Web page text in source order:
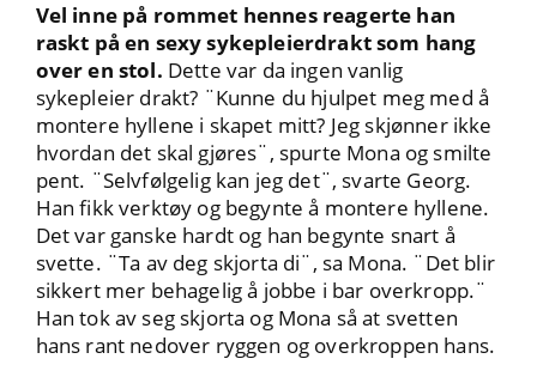
Vel inne på rommet hennes reagerte han
raskt på en sexy sykepleierdrakt som hang
over en stol. Dette var da ingen vanlig
sykepleier drakt? ¨Kunne du hjulpet meg med å
montere hyllene i skapet mitt? Jeg skjønner ikke
hvordan det skal gjøres¨, spurte Mona og smilte
pent. ¨Selvfølgelig kan jeg det¨, svarte Georg.
Han fikk verktøy og begynte å montere hyllene.
Det var ganske hardt og han begynte snart å
svette. ¨Ta av deg skjorta di¨, sa Mona. ¨Det blir
sikkert mer behagelig å jobbe i bar overkropp.¨
Han tok av seg skjorta og Mona så at svetten
hans rant nedover ryggen og overkroppen hans.